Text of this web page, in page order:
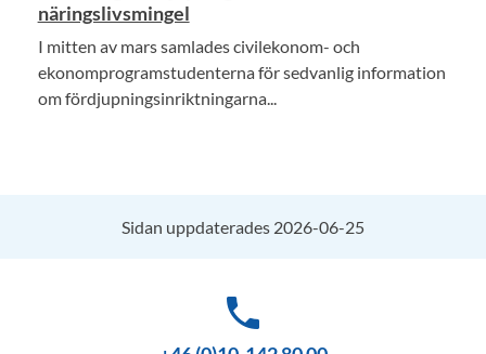
näringslivsmingel
I mitten av mars samlades civilekonom- och
ekonomprogramstudenterna för sedvanlig information
om fördjupningsinriktningarna...
Sidan uppdaterades 2026-06-25
phone